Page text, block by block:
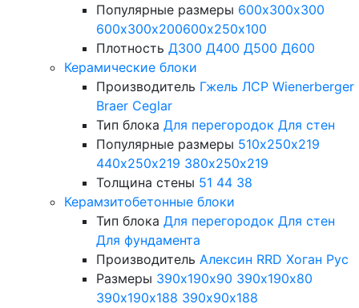
Популярные размеры 600х300х300
600х300х200600х250х100
Плотность Д300 Д400 Д500 Д600
Керамические блоки
Производитель Гжель ЛСР Wienerberger
Braer Ceglar
Тип блока Для перегородок Для стен
Популярные размеры 510х250х219
440х250х219 380х250х219
Толщина стены 51 44 38
Керамзитобетонные блоки
Тип блока Для перегородок Для стен
Для фундамента
Производитель Алексин RRD Хоган Рус
Размеры 390х190х90 390х190х80
390х190х188 390х90х188